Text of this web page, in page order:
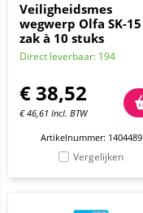
Veiligheidsmes
wegwerp Olfa SK-15
zak à 10 stuks
Direct leverbaar: 194
€ 38,52
€46,61 Incl. BTW
Artikelnummer: 1404489
Vergelijken